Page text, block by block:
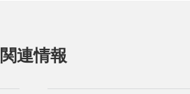
関連情報